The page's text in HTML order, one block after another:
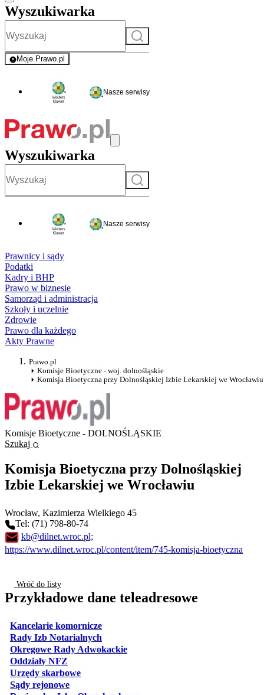
Wyszukiwarka
Szukaj
Moje Prawo.pl
- rejestracja i logowanie do serwisu
Nasze serwisy
Wyszukiwarka
Szukaj
Nasze serwisy
Prawnicy i sądy
Podatki
Kadry i BHP
Prawo w biznesie
Samorząd i administracja
Szkoły i uczelnie
Zdrowie
Prawo dla każdego
Akty Prawne
Prawo.pl
Komisje Bioetyczne - woj. dolnośląskie
Komisja Bioetyczna przy Dolnośląskiej Izbie Lekarskiej we Wrocławiu
Komisje Bioetyczne - DOLNOŚLĄSKIE
Szukaj
Komisja Bioetyczna przy Dolnośląskiej
Izbie Lekarskiej we Wrocławiu
Wrocław, Kazimierza Wielkiego 45
Tel: (71) 798-80-74
kb@dilnet.wroc.pl;
https://www.dilnet.wroc.pl/content/item/745-komisja-bioetyczna
Wróć do listy
Przykładowe dane teleadresowe
Kancelarie komorniczeotwiera się w nowej karcie
Rady Izb Notarialnych
Okręgowe Rady Adwokackieotwiera się w nowej karcie
Oddziały NFZ
Urzędy skarboweotwiera się w nowej karcie
Sądy rejonoweotwiera się w nowej karcie